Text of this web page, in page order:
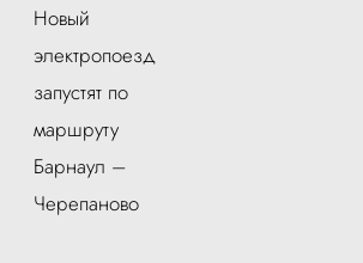
Новый
электропоезд
запустят по
маршруту
Барнаул –
Черепаново